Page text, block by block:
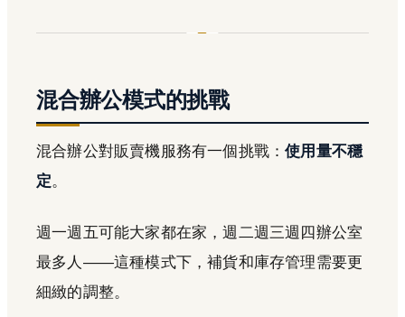
混合辦公模式的挑戰
混合辦公對販賣機服務有一個挑戰：使用量不穩
定。
週一週五可能大家都在家，週二週三週四辦公室
最多人——這種模式下，補貨和庫存管理需要更
細緻的調整。